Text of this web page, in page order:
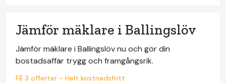
Jämför mäklare i Ballingslöv
Jämför mäklare i Ballingslöv nu och gör din
bostadsaffär trygg och framgångsrik.
Få 3 offerter - Helt kostnadsfritt